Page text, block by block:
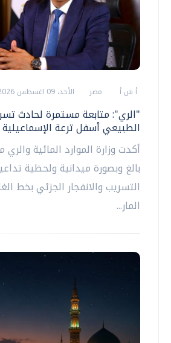
أ ش أ مصر الأحد، 09 اغسطس 2026 12:59 ص
"الري": متابعة مستمرة لحادث
الطبيعي أسفل ترعة الإسماعيلية
أكدت وزارة الموارد المائية والري
بالغ وبصورة ميدانية ولحظية
التسريب والانفجار الجزئي بخط
المار...